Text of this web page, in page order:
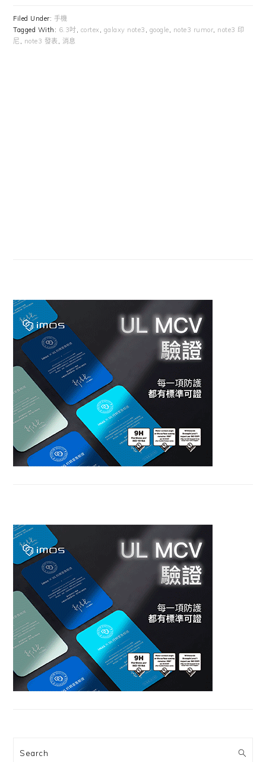
Filed Under: 手機
Tagged With: 6.3吋, cortex , galaxy note3 , google, note3 rumor, note3 印
尼 , note3 發表 , 消息
Search